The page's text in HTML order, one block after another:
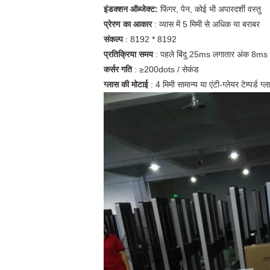
इंडक्शन ऑब्जेक्ट: फिंगर, पेन, कोई भी अपारदर्शी वस्तु
प्रेरण का आकार: व्यास में 5 मिमी से अधिक या बराबर
संकल्प: 8192 * 8192
प्रतिक्रिया समय: पहले बिंदु 25ms लगातार अंक 8ms
कर्सर गति: ≥200dots / सेकंड
ग्लास की मोटाई: 4 मिमी सामान्य या एंटी-ग्लेयर टेम्पर्ड